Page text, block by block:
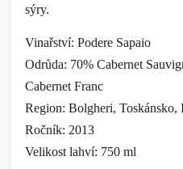
sýry.
Vinařství: Podere Sapaio
Odrůda: 70% Cabernet
Cabernet Franc
Region: Bolgheri, Toskánsko,
Ročník: 2013
Velikost lahví: 750 ml